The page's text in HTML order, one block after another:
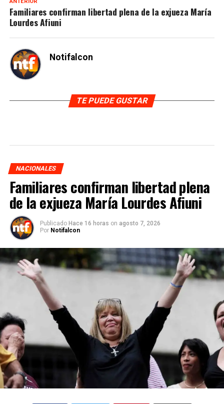
Familiares confirman libertad plena de la exjueza María
Lourdes Afiuni
Notifalcon
TE PUEDE GUSTAR
NACIONALES
Familiares confirman libertad plena
de la exjueza María Lourdes Afiuni
Publicado Hace 16 horas on agosto 7, 2026
Por Notifalcon